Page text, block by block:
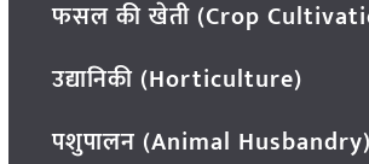
फसल की खेती (Crop
उद्यानिकी (Horticulture)
पशुपालन (Animal Husbandry)